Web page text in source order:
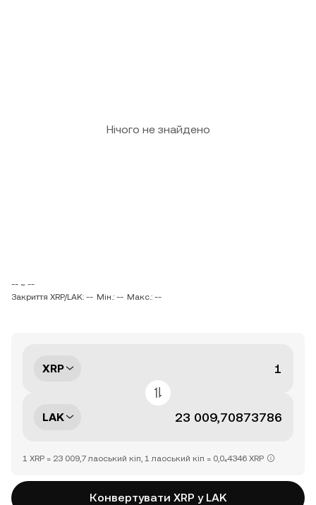
Нічого не знайдено
-- ~ --
Закриття XRP/LAK: -- Мін.: -- Макс.: --
XRP
LAK
1 XRP = 23 009,7 лаоський кіп, 1 лаоський кіп = 0,0₄4346 XRP
Конвертувати XRP у LAK